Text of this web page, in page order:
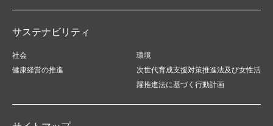
サステナビリティ
社会
環境
健康経営の推進
次世代育成支援対策推進法及び女性活
躍推進法に基づく行動計画